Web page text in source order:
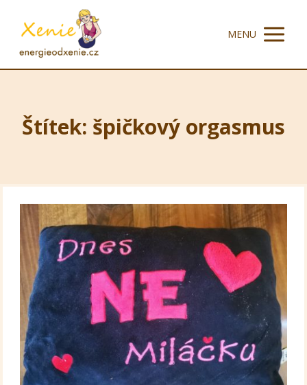
MENU
Štítek: špičkový orgasmus